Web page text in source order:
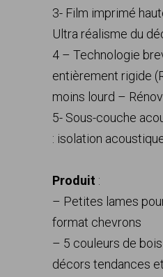
3- Film imprimé
Ultra réalisme du
4 – Technologie
entièrement rigide
moins lourd –
5- Sous-couche
: isolation
Produit :
– Petites lames
format chevrons
– 5 couleurs de
décors tendances